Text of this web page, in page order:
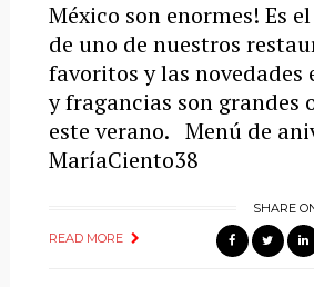
México son enormes! Es
de uno de nuestros
favoritos y las novedades
y fragancias son grandes
este verano. Menú de
MaríaCiento38
READ MORE
SHARE